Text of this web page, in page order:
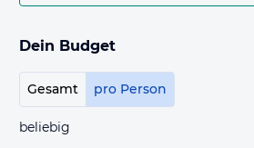
Dein Budget
Gesamt pro Person
beliebig